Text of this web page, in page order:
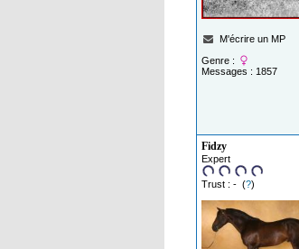
M'écrire un MP
Genre :
Messages : 1857
Fidzy
Expert
Trust : - (?)